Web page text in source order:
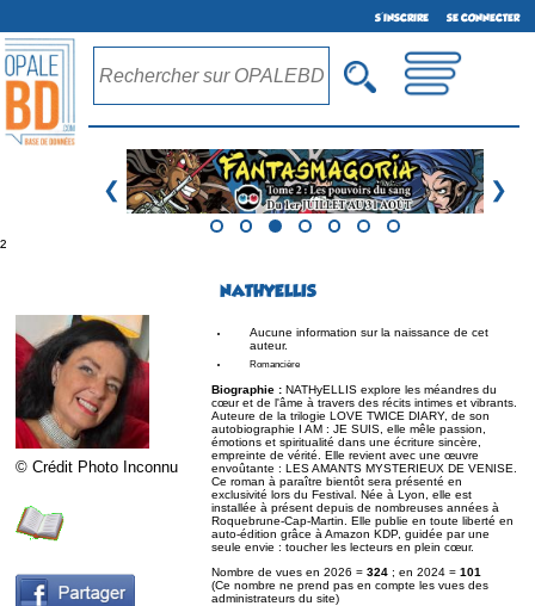
S'INSCRIRE SE CONNECTER
❮ ❯
²
NATHYELLIS
© Crédit Photo Inconnu
Aucune information sur la naissance de cet
auteur.
Romancière
Biographie : NATHyELLIS explore les méandres du
cœur et de l'âme à travers des récits intimes et vibrants.
Auteure de la trilogie LOVE TWICE DIARY, de son
autobiographie I AM : JE SUIS, elle mêle passion,
émotions et spiritualité dans une écriture sincère,
empreinte de vérité. Elle revient avec une œuvre
envoûtante : LES AMANTS MYSTERIEUX DE VENISE.
Ce roman à paraître bientôt sera présenté en
exclusivité lors du Festival. Née à Lyon, elle est
installée à présent depuis de nombreuses années à
Roquebrune-Cap-Martin. Elle publie en toute liberté en
auto-édition grâce à Amazon KDP, guidée par une
seule envie : toucher les lecteurs en plein cœur.
Nombre de vues en 2026 = 324 ; en 2024 = 101
(Ce nombre ne prend pas en compte les vues des
administrateurs du site)